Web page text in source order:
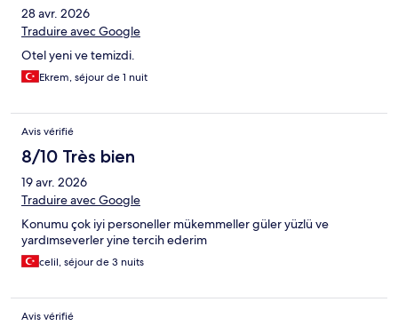
28 avr. 2026
Traduire avec Google
Otel yeni ve temizdi.
Ekrem, séjour de 1 nuit
Avis vérifié
8/10 Très bien
19 avr. 2026
Traduire avec Google
Konumu çok iyi personeller mükemmeller güler yüzlü ve
yardımseverler yine tercih ederim
celil, séjour de 3 nuits
Avis vérifié